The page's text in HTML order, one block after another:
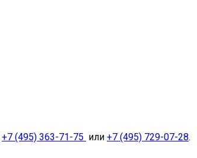
+7 (495) 363-71-75 или +7 (495) 729-07-28.